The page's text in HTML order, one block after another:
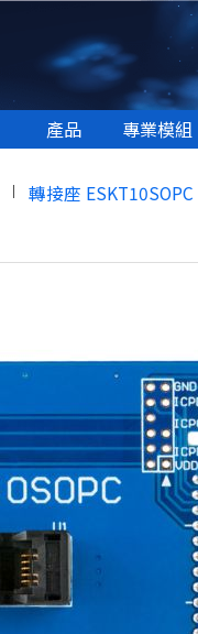
產品 專業模組
轉接座 ESKT10SOPC